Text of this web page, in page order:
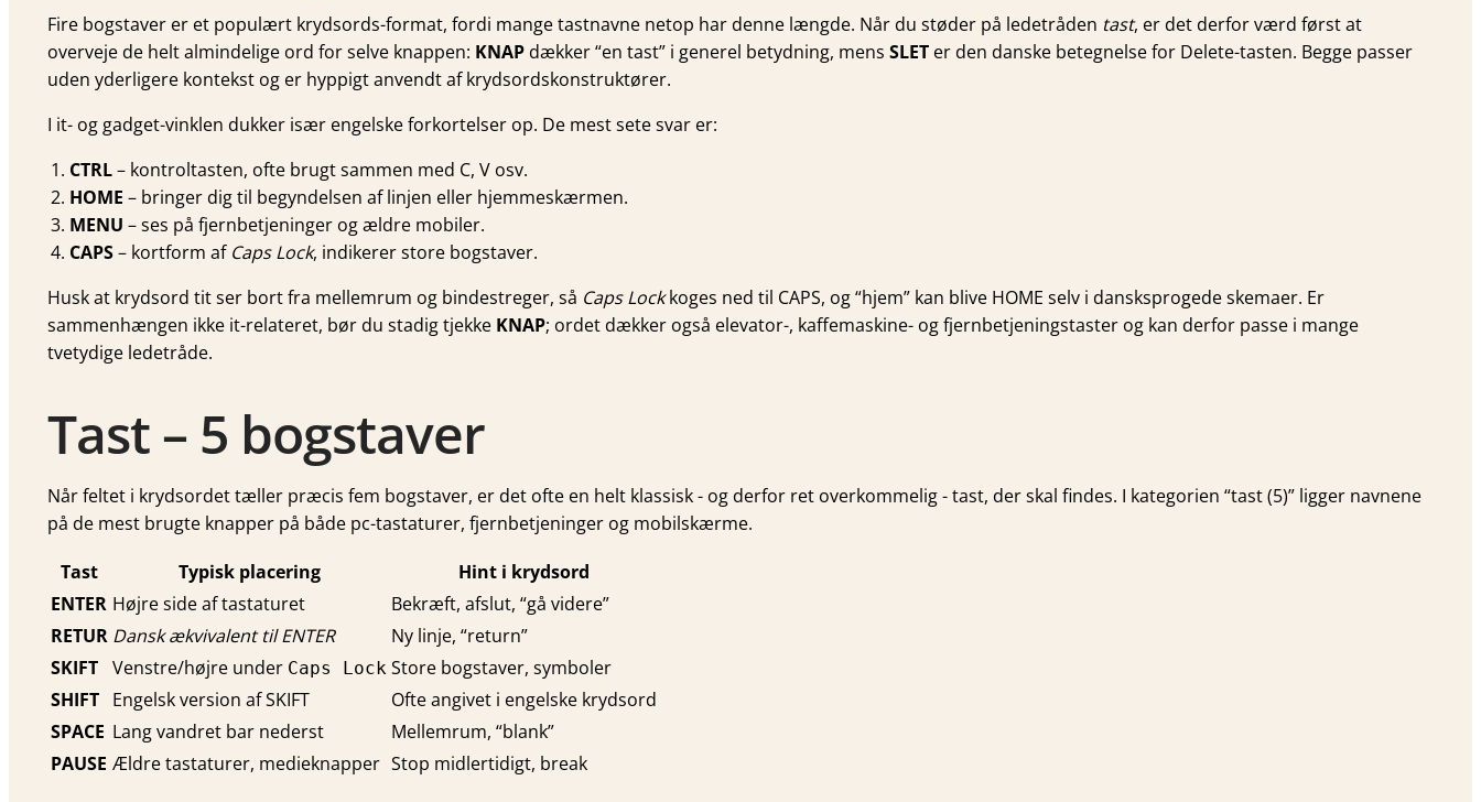
Fire bogstaver er et populært krydsords-format, fordi mange tastnavne netop har denne længde. Når du støder på ledetråden tast, er det derfor værd først at
overveje de helt almindelige ord for selve knappen: KNAPdækker “en tast” i generel betydning, mens SLET er den danske betegnelse for Delete-tasten. Begge passer
uden yderligere kontekst og er hyppigt anvendt af krydsordskonstruktører.
I it- og gadget-vinklen dukker især engelske forkortelser op. De mest sete svar er:
CTRL– kontroltasten, ofte brugt sammen med C, V osv.
HOME – bringer dig til begyndelsen af linjen eller hjemmeskærmen.
MENU – ses på fjernbetjeninger og ældre mobiler.
CAPS– kortform af Caps Lock, indikerer store bogstaver.
Husk at krydsord tit ser bort fra mellemrum og bindestreger, så Caps Lockkoges ned til CAPS, og “hjem” kan blive HOME selv i dansksprogede skemaer. Er
sammenhængen ikke it-relateret, bør du stadig tjekke KNAP; ordet dækker også elevator-, kaffemaskine- og fjernbetjeningstaster og kan derfor passe i mange
tvetydige ledetråde.
Tast – 5 bogstaver
Når feltet i krydsordet tæller præcis fem bogstaver, er det ofte en helt klassisk ­- og derfor ret overkommelig ­- tast, der skal findes. I kategorien “tast (5)” ligger navnene
på de mest brugte knapper på både pc-tastaturer, fjernbetjeninger og mobilskærme.
Tast
Typisk placering
Hint i krydsord
ENTER Højre side af tastaturet
Bekræft, afslut, “gå videre”
RETUR Dansk ækvivalent til ENTER
Ny linje, “return”
SKIFT Venstre/højre under Caps Lock Store bogstaver, symboler
SHIFT Engelsk version af SKIFT
Ofte angivet i engelske krydsord
SPACE Lang vandret bar nederst
Mellemrum, “blank”
PAUSE Ældre tastaturer, medieknapper Stop midlertidigt, break